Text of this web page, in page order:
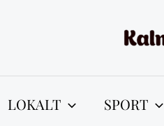
LOKALT SPORT